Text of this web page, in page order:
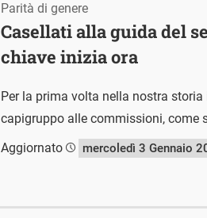
Casellati alla guida del
chiave inizia ora
Parità di genere
Per la prima volta nella nostra
capigruppo alle commissioni, come
Aggiornato
mercoledì 3 Gennaio